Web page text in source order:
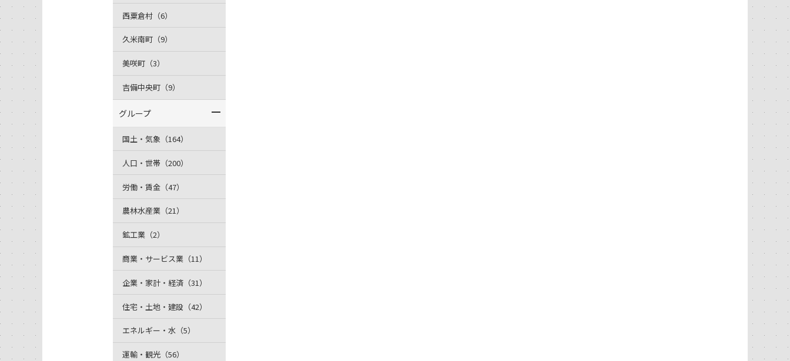
西粟倉村（6）
久米南町（9）
美咲町（3）
吉備中央町（9）
グループ
国土・気象（164）
人口・世帯（200）
労働・賃金（47）
農林水産業（21）
鉱工業（2）
商業・サービス業（11）
企業・家計・経済（31）
住宅・土地・建設（42）
エネルギー・水（5）
運輸・観光（56）